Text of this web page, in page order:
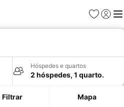
Favoritos
Iniciar
Hóspedes e quartos
2 hóspedes, 1 quarto.
Filtrar Mapa